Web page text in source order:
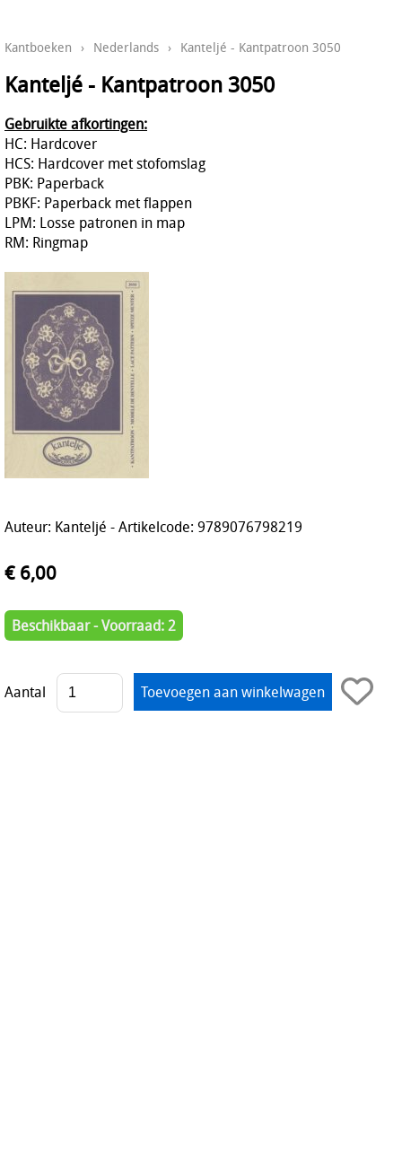
Kantboeken › Nederlands › Kanteljé - Kantpatroon 3050
Kanteljé - Kantpatroon 3050
Gebruikte afkortingen:
HC: Hardcover
HCS: Hardcover met stofomslag
PBK: Paperback
PBKF: Paperback met flappen
LPM: Losse patronen in map
RM: Ringmap
Auteur: Kanteljé - Artikelcode: 9789076798219
€ 6,00
Beschikbaar - Voorraad: 2
Aantal